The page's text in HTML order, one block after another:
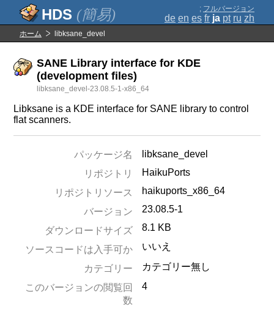
(簡易) ; フルバージョン
de en es fr ja pt ru zh
ホーム libksane_devel
SANE Library interface for KDE
(development files)
libksane_devel-23.08.5-1-x86_64
Libksane is a KDE interface for SANE library to control
flat scanners.
パッケージ名
libksane_devel
リポジトリ
HaikuPorts
リポジトリソース
haikuports_x86_64
バージョン
23.08.5-1
ダウンロードサイズ 8.1 KB
ソースコードは入手可か いいえ
カテゴリー
カテゴリー無し
このバージョンの閲覧回
数
4